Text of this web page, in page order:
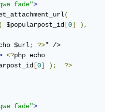
fade">
(
( $popularpost_id [0]
),
$url; ?>" />
<?php echo
[0] );
?>
fade">